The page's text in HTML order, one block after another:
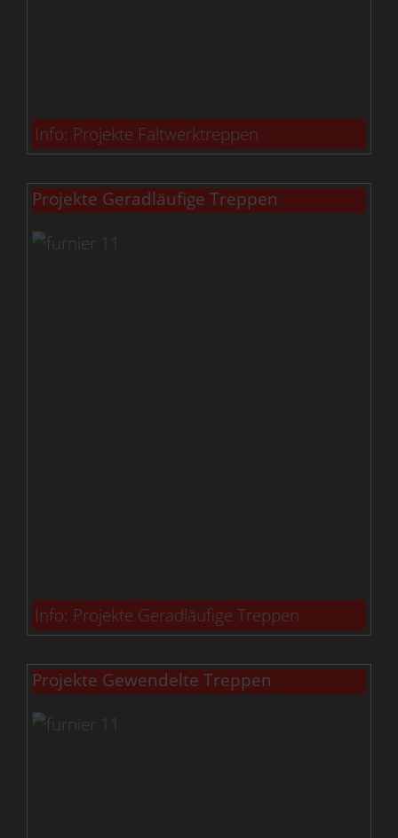
Info: Projekte Faltwerktreppen
Projekte Geradläufige Treppen
Info: Projekte Geradläufige Treppen
Projekte Gewendelte Treppen